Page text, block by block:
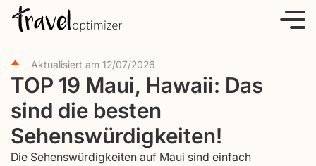
Aktualisiert am 12/07/2026
TOP 19 Maui, Hawaii: Das
sind die besten
Sehenswürdigkeiten!
Die Sehenswürdigkeiten auf Maui sind einfach